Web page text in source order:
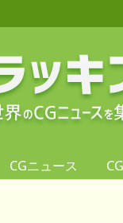
CGニュース